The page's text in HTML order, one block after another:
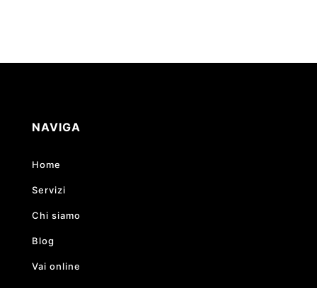
NAVIGA
Home
Servizi
Chi siamo
Blog
Vai online